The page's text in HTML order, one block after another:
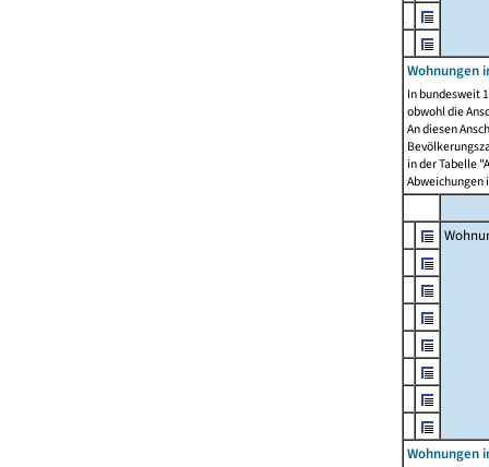
Wohnungen
In bundesweit
obwohl die
An diesen
in der Tabelle
Abweichungen
Wohnungen